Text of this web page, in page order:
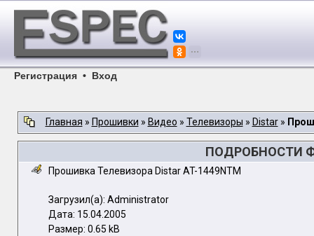
Регистрация • Вход
Главная » Прошивки » Видео » Телевизоры » Distar»
ПОДРОБНОСТИ
Прошивка Телевизора Distar AT-1449NTM
Загрузил(а): Administrator
Дата: 15.04.2005
Размер: 0.65 kB